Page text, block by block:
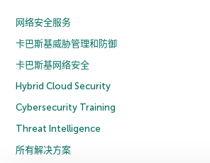
网络安全服务
卡巴斯基威胁管理和防御
卡巴斯基网络安全
Hybrid Cloud Security
Cybersecurity Training
Threat Intelligence
所有解决方案